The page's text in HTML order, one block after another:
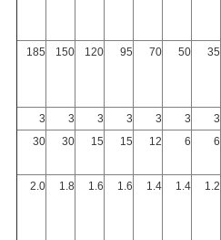
35
50
70
95
120
150
185
3
3
3
3
3
3
3
6
6
12
15
15
30
30
1.2
1.4
1.4
1.6
1.6
1.8
2.0